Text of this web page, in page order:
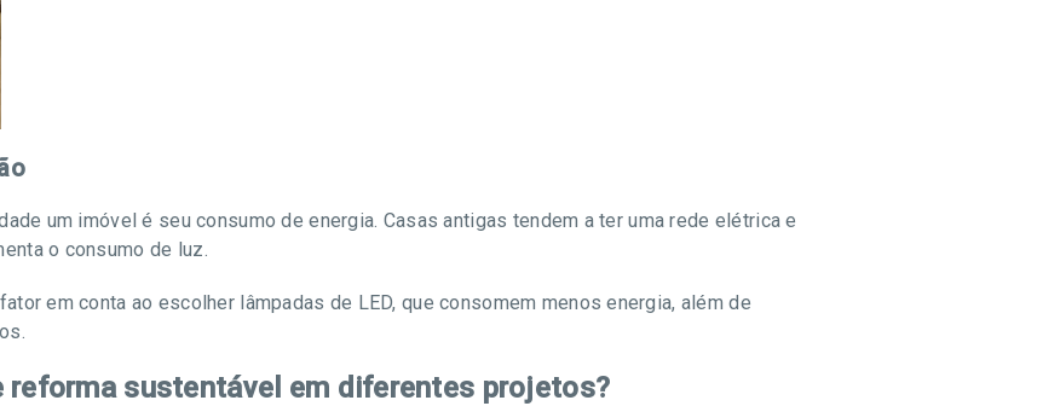
um imóvel é seu consumo de energia. Casas antigas tendem a ter uma rede elétrica e
o consumo de luz.
em conta ao escolher lâmpadas de LED, que consomem menos energia, além de
reforma sustentável em diferentes projetos?